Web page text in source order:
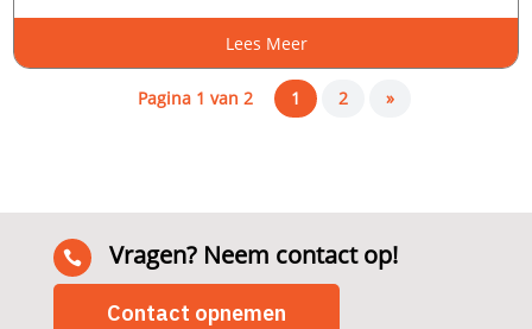
Lees Meer
Pagina 1 van 2 1 2 »
 Vragen? Neem contact op!
Contact opnemen